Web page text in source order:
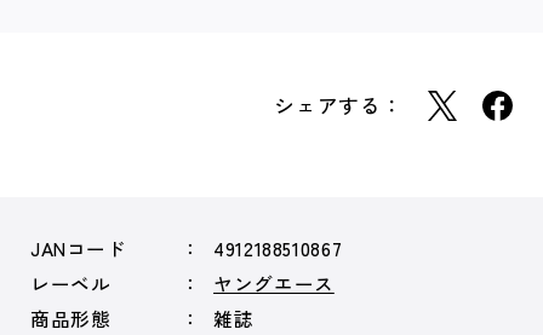
シェアする：
JANコード
4912188510867
レーベル
ヤングエース
商品形態
雑誌